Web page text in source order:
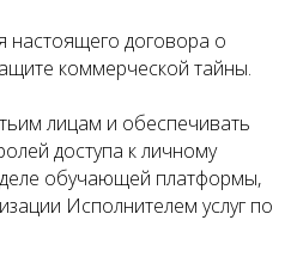
настоящего договора о
коммерческой тайны.
лицам и обеспечивать
доступа к личному
обучающей платформы,
Исполнителем услуг по